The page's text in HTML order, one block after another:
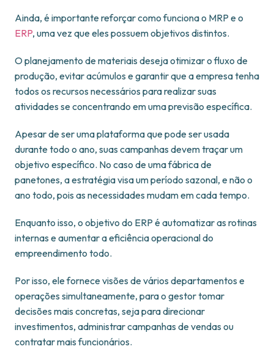
Ainda, é importante reforçar como funciona o MRP e o
ERP, uma vez que eles possuem objetivos distintos.
O planejamento de materiais deseja otimizar o fluxo de
produção, evitar acúmulos e garantir que a empresa tenha
todos os recursos necessários para realizar suas
atividades se concentrando em uma previsão específica.
Apesar de ser uma plataforma que pode ser usada
durante todo o ano, suas campanhas devem traçar um
objetivo específico. No caso de uma fábrica de
panetones, a estratégia visa um período sazonal, e não o
ano todo, pois as necessidades mudam em cada tempo.
Enquanto isso, o objetivo do ERP é automatizar as rotinas
internas e aumentar a eficiência operacional do
empreendimento todo.
Por isso, ele fornece visões de vários departamentos e
operações simultaneamente, para o gestor tomar
decisões mais concretas, seja para direcionar
investimentos, administrar campanhas de vendas ou
contratar mais funcionários.